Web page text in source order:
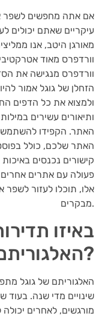
אם אתה מחפשים לשפר
עיקריים שאתם יכולים
מאורגן היטב, אנו
וורדפרס מאוד
וורדפרס מנגישה את
הזחלן של גוגל אמור
ולמצוא את כל הדפים
ותיאורים עשירים
האתר. הקפידו להשתמש
האתר שלכם, כולל
קישורים נכנסים
פעולה עם אתרים
אלו, תוכלו לעזור
מבקרים.
באיזו
האלגוריתם שלה?
האלגוריתם של גוגל
שינויים מדי שנה. בעוד
מורגשים, לאחרים